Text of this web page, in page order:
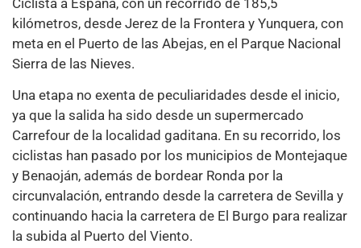
Ciclista a España, con un recorrido de 185,5
kilómetros, desde Jerez de la Frontera y Yunquera, con
meta en el Puerto de las Abejas, en el Parque Nacional
Sierra de las Nieves.
Una etapa no exenta de peculiaridades desde el inicio,
ya que la salida ha sido desde un supermercado
Carrefour de la localidad gaditana. En su recorrido, los
ciclistas han pasado por los municipios de Montejaque
y Benaoján, además de bordear Ronda por la
circunvalación, entrando desde la carretera de Sevilla y
continuando hacia la carretera de El Burgo para realizar
la subida al Puerto del Viento.